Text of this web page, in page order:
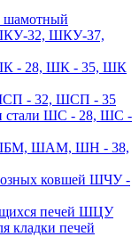
32, ШКУ-37,
- 28, ШК - 35, ШК
- 32, ШСП - 35
стали ШС - 28, ШС -
ШБМ, ШАМ, ШН - 38,
ковшей ШЧУ -
печей ШЦУ
кладки печей